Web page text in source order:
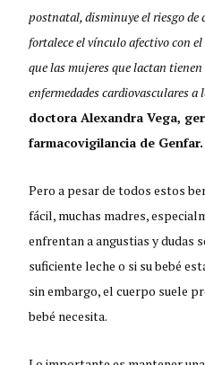
postnatal, disminuye el riesgo de
fortalece el vínculo afectivo con
que las mujeres que lactan
enfermedades cardiovasculares a
doctora Alexandra Vega,
farmacovigilancia de Genfar.
Pero a pesar de todos estos
fácil, muchas madres,
enfrentan a angustias y dudas
suficiente leche o si su bebé
sin embargo, el cuerpo suele
bebé necesita.